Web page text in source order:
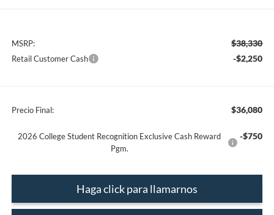
MSRP: $38,330
Retail Customer Cash -$2,250
Precio Final: $36,080
2026 College Student Recognition Exclusive Cash Reward
Pgm.
-$750
Haga click para llamarnos